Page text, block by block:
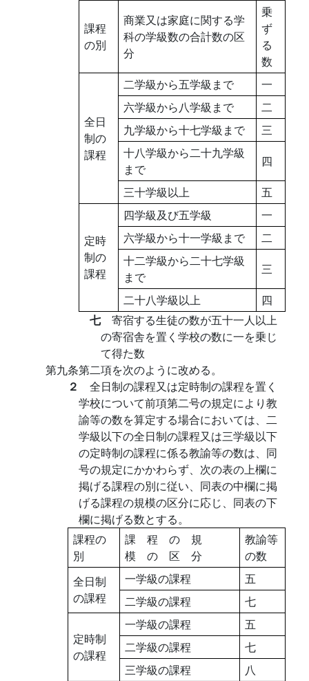
課程
の別
商業又は家庭に関する学
科の学級数の合計数の区
分
乗
ず
る
数
全日
制の
課程
二学級から五学級まで
一
六学級から八学級まで
二
九学級から十七学級まで
三
十八学級から二十九学級
まで
四
三十学級以上
五
定時
制の
課程
四学級及び五学級
一
六学級から十一学級まで
二
十二学級から二十七学級
まで
三
二十八学級以上
四
七 寄宿する生徒の数が五十一人以上
の寄宿舎を置く学校の数に一を乗じ
て得た数
第九条第二項を次のように改める。
２ 全日制の課程又は定時制の課程を置く
学校について前項第二号の規定により教
諭等の数を算定する場合においては、二
学級以下の全日制の課程又は三学級以下
の定時制の課程に係る教諭等の数は、同
号の規定にかかわらず、次の表の上欄に
掲げる課程の別に従い、同表の中欄に掲
げる課程の規模の区分に応じ、同表の下
欄に掲げる数とする。
課程の
別
課 程 の 規
模 の 区 分
教諭等
の数
全日制
の課程
一学級の課程
五
二学級の課程
七
定時制
の課程
一学級の課程
五
二学級の課程
七
三学級の課程
八